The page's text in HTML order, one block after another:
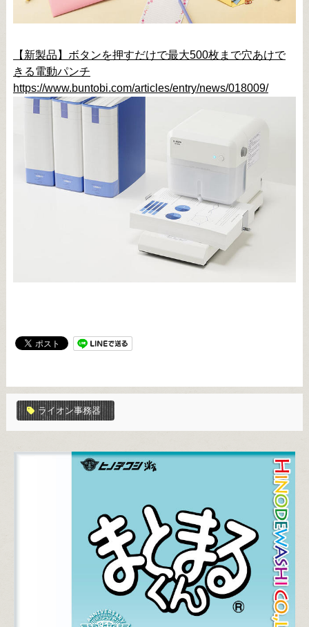
【新製品】ボタンを押すだけで最大500枚まで穴あけで
きる電動パンチ
https://www.buntobi.com/articles/entry/news/018009/
ライオン事務器